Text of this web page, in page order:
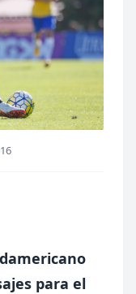
para el